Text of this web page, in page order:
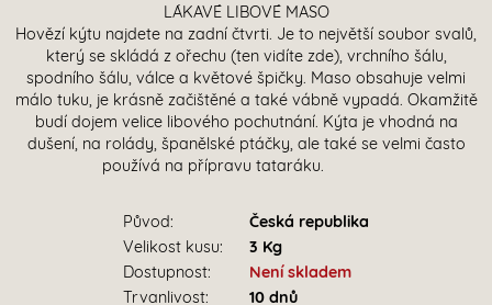
LÁKAVÉ LIBOVÉ MASO
Hovězí kýtu najdete na zadní čtvrti. Je to největší soubor svalů,
který se skládá z ořechu (ten vidíte zde), vrchního šálu,
spodního šálu, válce a květové špičky. Maso obsahuje velmi
málo tuku, je krásně začištěné a také vábně vypadá. Okamžitě
budí dojem velice libového pochutnání. Kýta je vhodná na
dušení, na rolády, španělské ptáčky, ale také se velmi často
používá na přípravu tataráku.
Původ:
Česká republika
Velikost kusu:
3 Kg
Dostupnost:
Není skladem
Trvanlivost:
10 dnů